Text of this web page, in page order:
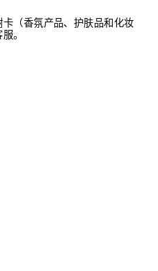
（香氛产品、护肤品和化妆
。